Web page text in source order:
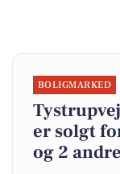
BOLIGMARKED
er solgt
og 2